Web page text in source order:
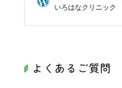
よくあるご質問